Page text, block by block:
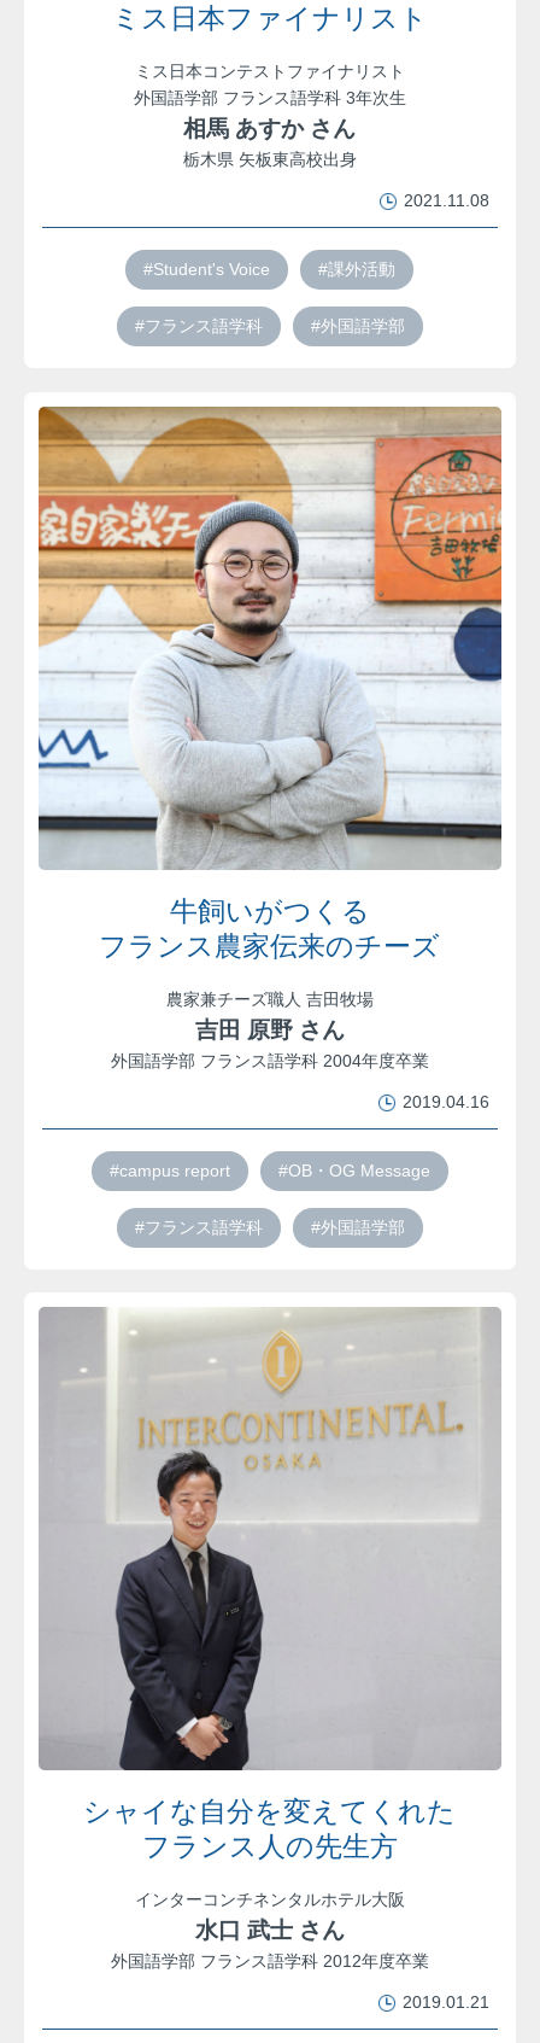
ミス日本ファイナリスト
ミス日本コンテストファイナリスト
外国語学部 フランス語学科 3年次生
相馬 あすか さん
栃木県 矢板東高校出身
2021.11.08
#Student's Voice #課外活動
#フランス語学科 #外国語学部
牛飼いがつくる
フランス農家伝来のチーズ
農家兼チーズ職人 吉田牧場
吉田 原野 さん
外国語学部 フランス語学科 2004年度卒業
2019.04.16
#campus report #OB・OG Message
#フランス語学科 #外国語学部
シャイな自分を変えてくれた
フランス人の先生方
インターコンチネンタルホテル大阪
水口 武士 さん
外国語学部 フランス語学科 2012年度卒業
2019.01.21